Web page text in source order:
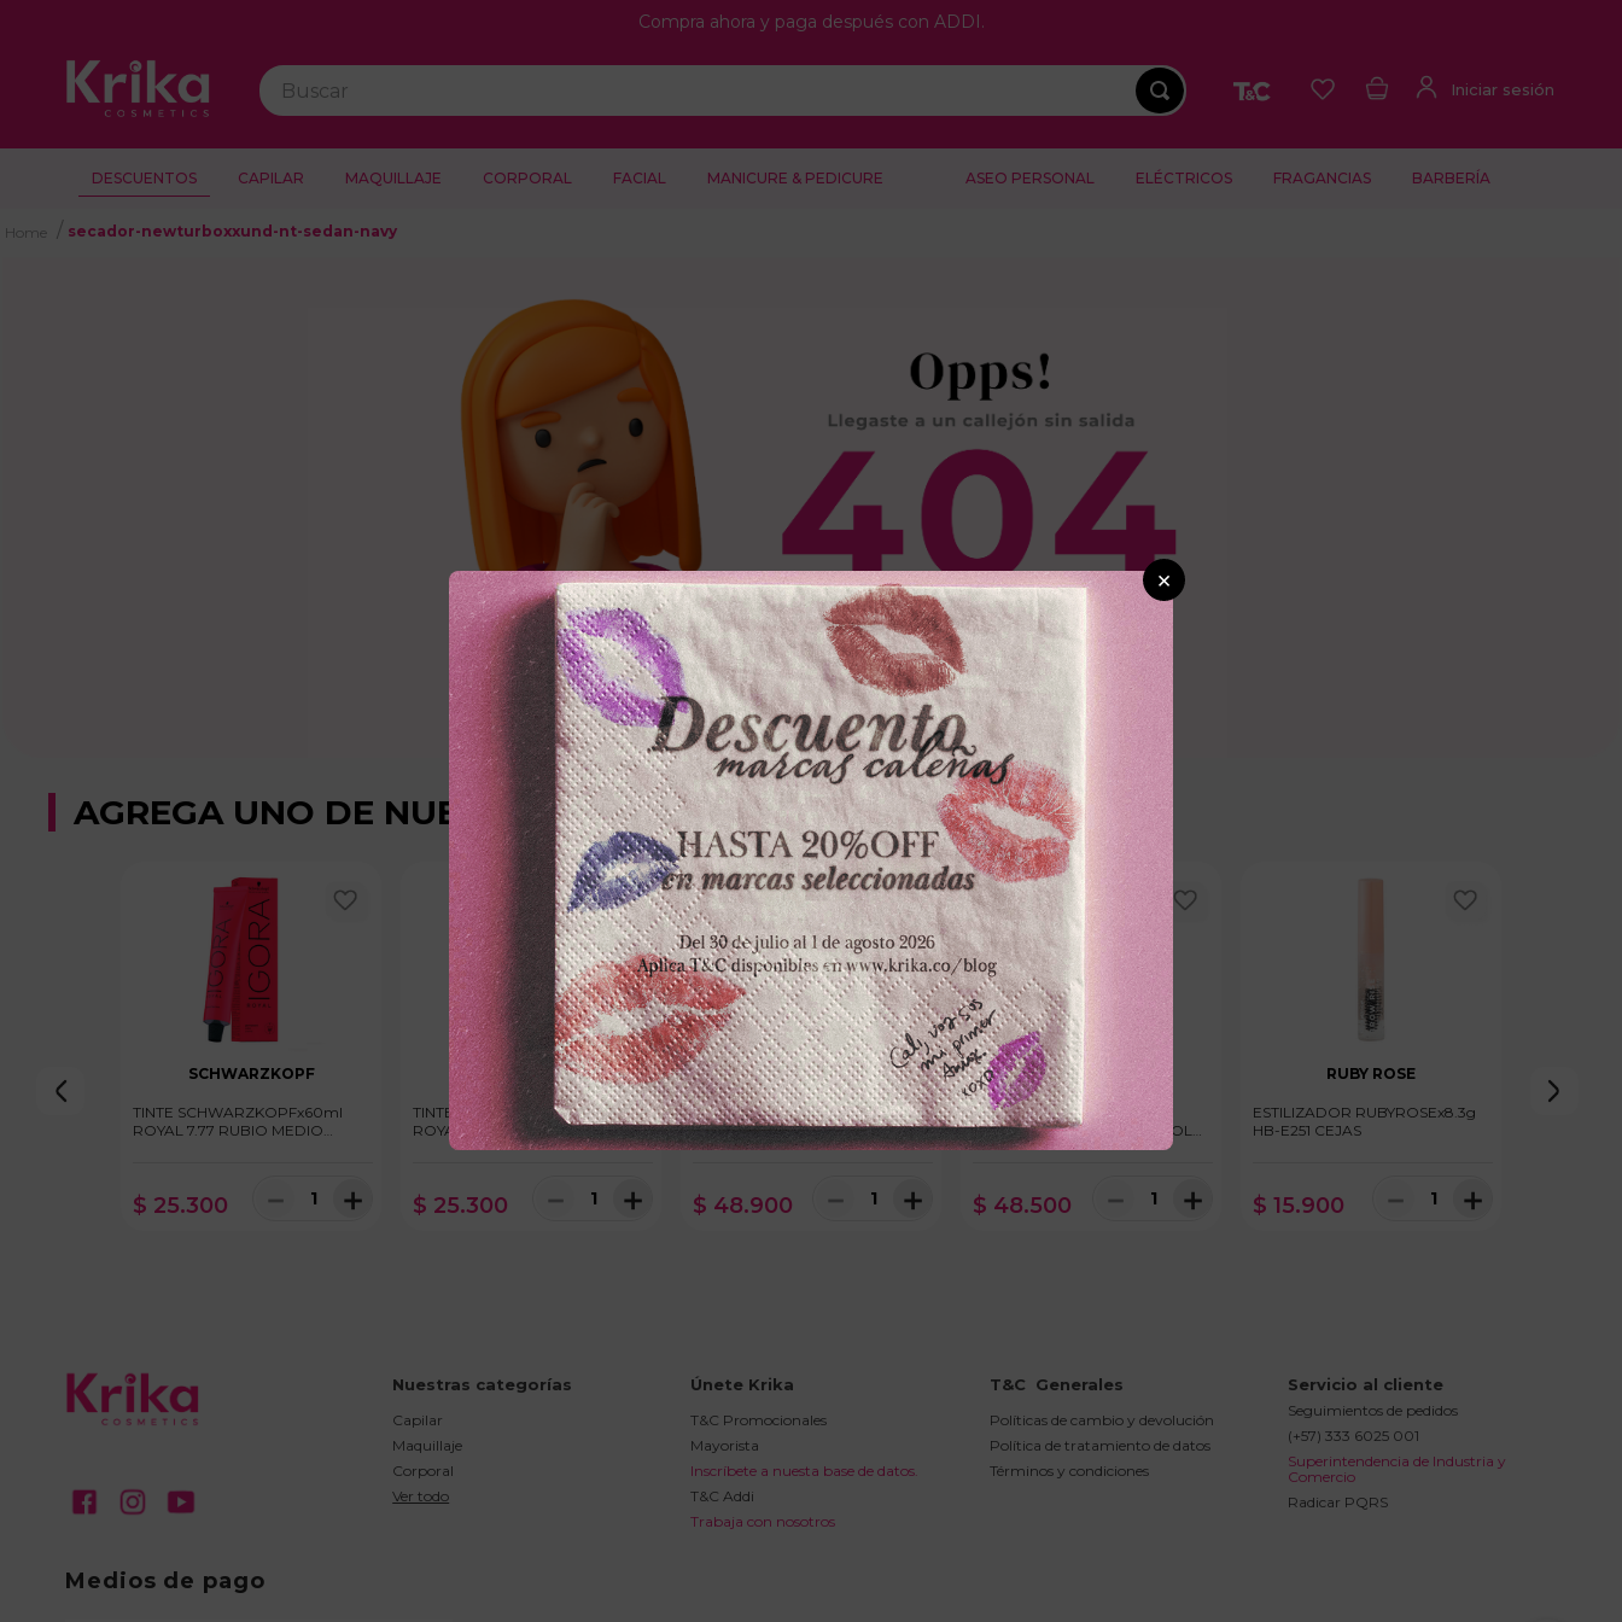
Compra ahora y paga después con ADDI.
Buscar
DESCUENTOS CAPILAR MAQUILLAJE CORPORAL FACIAL MANICURE & PEDICURE ASEO PERSONAL ELÉCTRICOS FRAGANCIAS BARBERÍA
secador-newturboxxund-nt-sedan-navy
AGREGA UNO DE NUESTROS PRODUCTOS
SCHWARZKOPF
TINTE SCHWARZKOPFx60ml
ROYAL 7.77 RUBIO MEDIO
$ 25.300 ＋
－
SCHWARZKOPF
TINTE SCHWARZKOPFx60ml
ROYAL 8.00 RUBIO CLARO
INTENSO
$ 25.300 ＋
－
LA POCION
SHAMPOO POCIONx450ml
CRECIMIENTO
$ 48.900 ＋
－
ESPECTANAS
TRATAMIENTO CEJAS
ESPECTANASx11ml OLEO ROLL
ON
$ 48.500 ＋
－
RUBY ROSE
ESTILIZADOR RUBYROSEx8.3g
HB-E251 CEJAS
$ 15.900 ＋
－
Nuestras categorías
Capilar
Maquillaje
Corporal
Ver todo
Únete Krika
T&C Promocionales
Mayorista
Inscríbete a nuesta base de datos.
T&C Addi
Trabaja con nosotros
T&C  Generales
Políticas de cambio y devolución
Política de tratamiento de datos
Términos y condiciones
Servicio al cliente
Seguimientos de pedidos
(+57) 333 6025 001
Superintendencia de Industria y
Comercio
Radicar PQRS
Medios de pago
×